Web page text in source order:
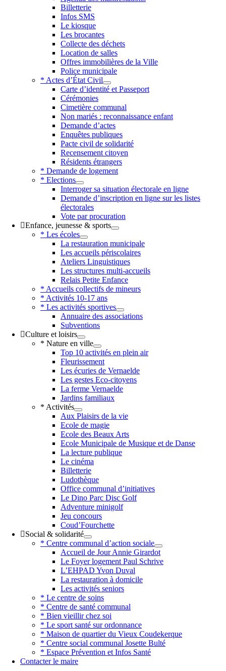
Billetterie
Infos SMS
Le kiosque
Les brocantes
Collecte des déchets
Location de salles
Offres immobilières de la Ville
Police municipale
* Actes d’État Civil
Carte d’identité et Passeport
Cérémonies
Cimetière communal
Non mariés : reconnaissance enfant
Demande d’actes
Enquêtes publiques
Pacte civil de solidarité
Recensement citoyen
Résidents étrangers
* Demande de logement
* Elections
Interroger sa situation électorale en ligne
Demande d’inscription en ligne sur les listes
électorales
Vote par procuration
Enfance, jeunesse & sports
* Les écoles
La restauration municipale
Les accueils périscolaires
Ateliers Linguistiques
Les structures multi-accueils
Relais Petite Enfance
* Accueils collectifs de mineurs
* Activités 10-17 ans
* Les activités sportives
Annuaire des associations
Subventions
Culture et loisirs
* Nature en ville
Top 10 activités en plein air
Fleurissement
Les écuries de Vernaelde
Les gestes Eco-citoyens
La ferme Vernaelde
Jardins familiaux
* Activités
Aux Plaisirs de la vie
Ecole de magie
Ecole des Beaux Arts
Ecole Municipale de Musique et de Danse
La lecture publique
Le cinéma
Billetterie
Ludothèque
Office communal d’initiatives
Le Dino Parc Disc Golf
Adventure minigolf
Jeu concours
Coud’Fourchette
Social & solidarité
* Centre communal d’action sociale
Accueil de Jour Annie Girardot
Le Foyer logement Paul Schrive
L’EHPAD Yvon Duval
La restauration à domicile
Les activités seniors
* Le centre de soins
* Centre de santé communal
* Bien vieillir chez soi
* Le sport santé sur ordonnance
* Maison de quartier du Vieux Coudekerque
* Centre social communal Josette Bulté
* Espace Prévention et Infos Santé
Contacter le maire